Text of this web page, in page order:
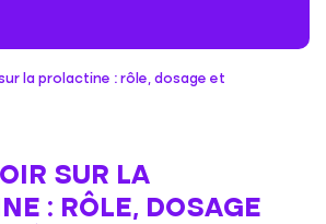
la prolactine : rôle, dosage et
SUR LA
: RÔLE, DOSAGE